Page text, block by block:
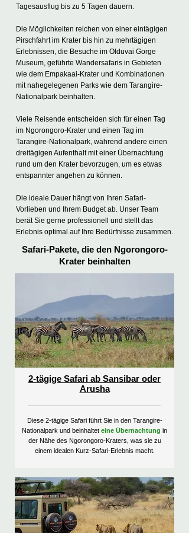
Tagesausflug bis zu 5 Tagen dauern.
Die Möglichkeiten reichen von einer eintägigen
Pirschfahrt im Krater bis hin zu mehrtägigen
Erlebnissen, die Besuche im Olduvai Gorge
Museum, geführte Wandersafaris in Gebieten
wie dem Empakaai-Krater und Kombinationen
mit nahegelegenen Parks wie dem Tarangire-
Nationalpark beinhalten.
Viele Reisende entscheiden sich für einen Tag
im Ngorongoro-Krater und einen Tag im
Tarangire-Nationalpark, während andere einen
dreitägigen Aufenthalt mit einer Übernachtung
rund um den Krater bevorzugen, um es etwas
entspannter angehen zu können.
Die ideale Dauer hängt von Ihren Safari-
Vorlieben und Ihrem Budget ab. Unser Team
berät Sie gerne professionell und stellt das
Erlebnis optimal auf Ihre Bedürfnisse zusammen.
Safari-Pakete, die den Ngorongoro-
Krater beinhalten
2-tägige Safari ab Sansibar oder
Arusha
Diese 2-tägige Safari führt Sie in den Tarangire-
Nationalpark und beinhaltet eine Übernachtung in
der Nähe des Ngorongoro-Kraters, was sie zu
einem idealen Kurz-Safari-Erlebnis macht.